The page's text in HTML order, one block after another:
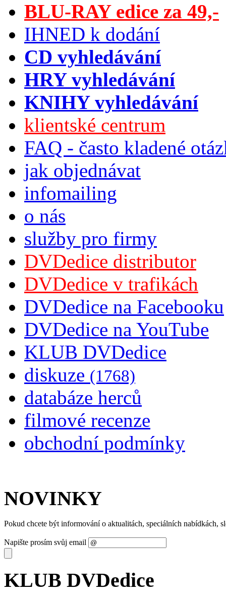
BLU-RAY edice za 49,-
IHNED k dodání
CD vyhledávání
HRY vyhledávání
KNIHY vyhledávání
klientské centrum
FAQ - často kladené
jak objednávat
infomailing
o nás
služby pro firmy
DVDedice distributor
DVDedice v trafikách
DVDedice na Facebooku
DVDedice na YouTube
KLUB DVDedice
diskuze (1768)
databáze herců
filmové recenze
obchodní podmínky
NOVINKY
Pokud chcete být informování o aktualitách, speciálních nabídkách,
Napište prosím svůj email
KLUB DVDedice